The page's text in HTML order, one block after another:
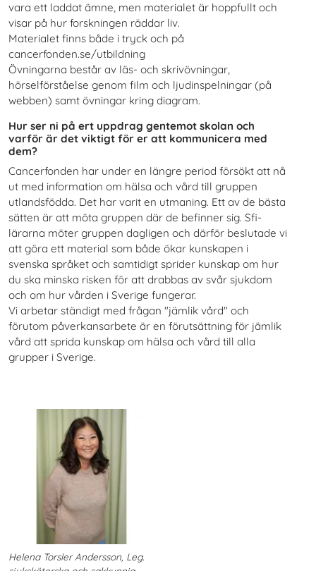
vara ett laddat ämne, men materialet är hoppfullt och
visar på hur forskningen räddar liv.
Materialet finns både i tryck och på
cancerfonden.se/utbildning
Övningarna består av läs- och skrivövningar,
hörselförståelse genom film och ljudinspelningar (på
webben) samt övningar kring diagram.
Hur ser ni på ert uppdrag gentemot skolan och
varför är det viktigt för er att kommunicera med
dem?
Cancerfonden har under en längre period försökt att nå
ut med information om hälsa och vård till gruppen
utlandsfödda. Det har varit en utmaning. Ett av de bästa
sätten är att möta gruppen där de befinner sig. Sfi-
lärarna möter gruppen dagligen och därför beslutade vi
att göra ett material som både ökar kunskapen i
svenska språket och samtidigt sprider kunskap om hur
du ska minska risken för att drabbas av svår sjukdom
och om hur vården i Sverige fungerar.
Vi arbetar ständigt med frågan "jämlik vård" och
förutom påverkansarbete är en förutsättning för jämlik
vård att sprida kunskap om hälsa och vård till alla
grupper i Sverige.
Helena Torsler Andersson, Leg.